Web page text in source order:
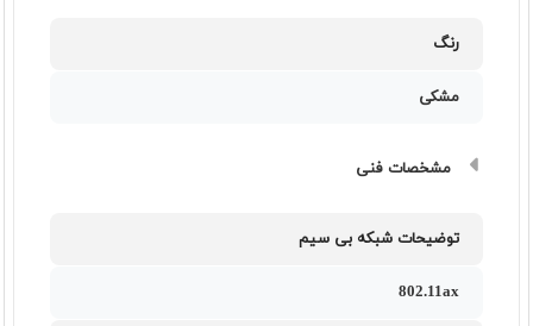
رنگ
مشکی
مشخصات فنی
توضیحات شبکه بی سیم
802.11ax